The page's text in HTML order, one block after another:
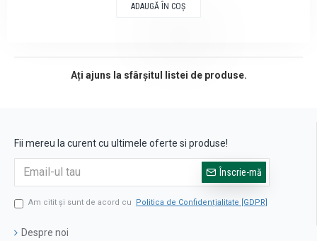
ADAUGĂ ÎN COŞ
Ați ajuns la sfârșitul listei de produse.
Fii mereu la curent cu ultimele oferte si produse!
Înscrie-mă
Am citit şi sunt de acord cu Politica de Confidențialitate [GDPR]
Despre noi